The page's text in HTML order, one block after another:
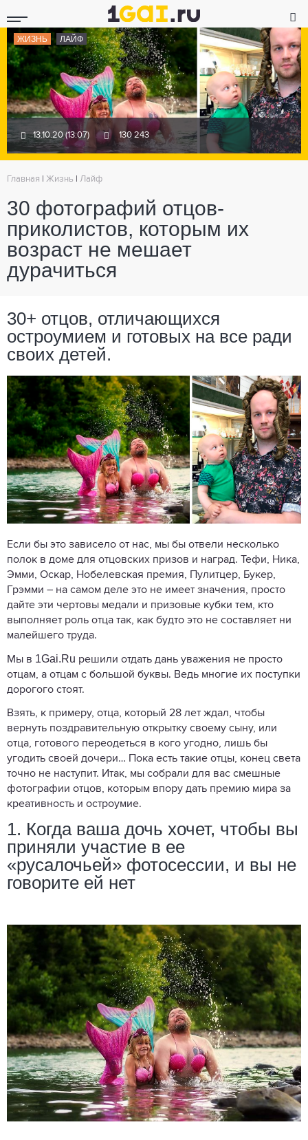
ЖИЗНЬ ЛАЙФ
13.10.20 (13:07) 130 243
Главная Жизнь Лайф
30 фотографий отцов-
приколистов, которым их
возраст не мешает
дурачиться
30+ отцов, отличающихся
остроумием и готовых на все ради
своих детей.
Если бы это зависело от нас, мы бы отвели несколько
полок в доме для отцовских призов и наград. Тефи, Ника,
Эмми, Оскар, Нобелевская премия, Пулитцер, Букер,
Грэмми – на самом деле это не имеет значения, просто
дайте эти чертовы медали и призовые кубки тем, кто
выполняет роль отца так, как будто это не составляет ни
малейшего труда.
Мы в 1Gai.Ru решили отдать дань уважения не просто
отцам, а отцам с большой буквы. Ведь многие их поступки
дорогого стоят.
Взять, к примеру, отца, который 28 лет ждал, чтобы
вернуть поздравительную открытку своему сыну, или
отца, готового переодеться в кого угодно, лишь бы
угодить своей дочери… Пока есть такие отцы, конец света
точно не наступит. Итак, мы собрали для вас смешные
фотографии отцов, которым впору дать премию мира за
креативность и остроумие.
1. Когда ваша дочь хочет, чтобы вы
приняли участие в ее
«русалочьей» фотосессии, и вы не
говорите ей нет